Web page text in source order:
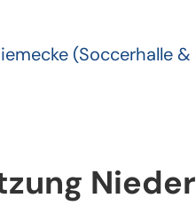
(Soccerhalle